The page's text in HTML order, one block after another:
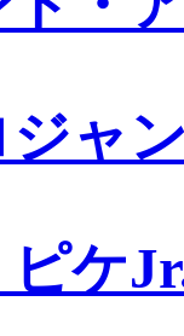
ジャ
ピケ